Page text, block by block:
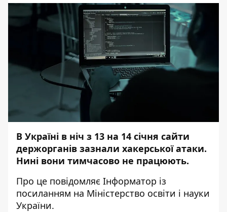
В Україні в ніч з 13 на 14 січня сайти
держорганів зазнали хакерської атаки.
Нині вони тимчасово не працюють.
Про це повідомляє Інформатор із
посиланням на Міністерство освіти і науки
України.